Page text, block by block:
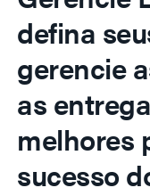
defina
gerencie
as
melhores
sucesso